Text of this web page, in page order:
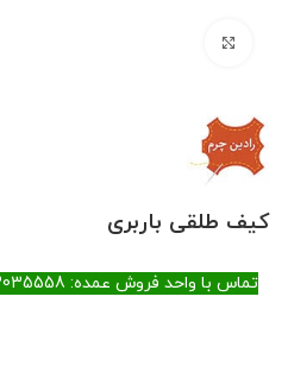
کیف طلقی باربری
تماس با واحد فروش عمده: 09353035558